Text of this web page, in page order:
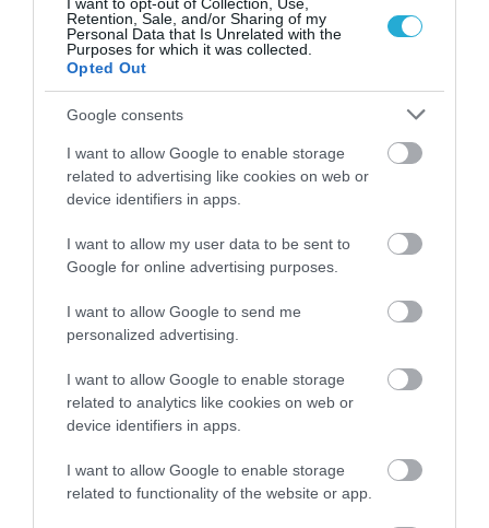
Retention, Sale, and/or Sharing of my
Personal Data that Is Unrelated with the
Purposes for which it was collected.
Opted Out
Google consents
I want to allow Google to enable storage
related to advertising like cookies on web or
device identifiers in apps.
I want to allow my user data to be sent to
Google for online advertising purposes.
I want to allow Google to send me
personalized advertising.
I want to allow Google to enable storage
related to analytics like cookies on web or
device identifiers in apps.
I want to allow Google to enable storage
related to functionality of the website or app.
γάλα!
ΦΑΡΜΑΚΑ
Ανατροπή δεδομένων στα εμβόλια
mRNA: Οι εμβολιασμένοι πεθαίνουν
πλέον στις ΗΠΑ από COVID-19